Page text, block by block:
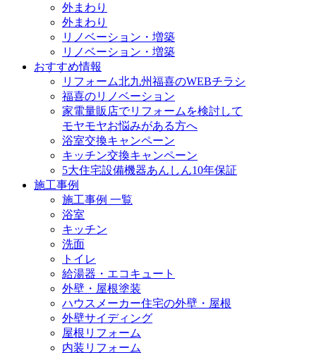
外まわり
外まわり
リノベーション・増築
リノベーション・増築
おすすめ情報
リフォーム北九州福喜のWEBチラシ
福喜のリノベーション
家電量販店でリフォームを検討して
モヤモヤお悩みがある方へ
浴室交換キャンペーン
キッチン交換キャンペーン
5大住宅設備機器あんしん10年保証
施工事例
施工事例 一覧
浴室
キッチン
洗面
トイレ
給湯器・エコキュート
外壁・屋根塗装
ハウスメーカー住宅の外壁・屋根
外壁サイディング
屋根リフォーム
内装リフォーム